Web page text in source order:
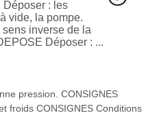
Déposer : les
vide, la pompe.
inverse de la
Déposer : ...
pression. CONSIGNES
froids CONSIGNES Conditions